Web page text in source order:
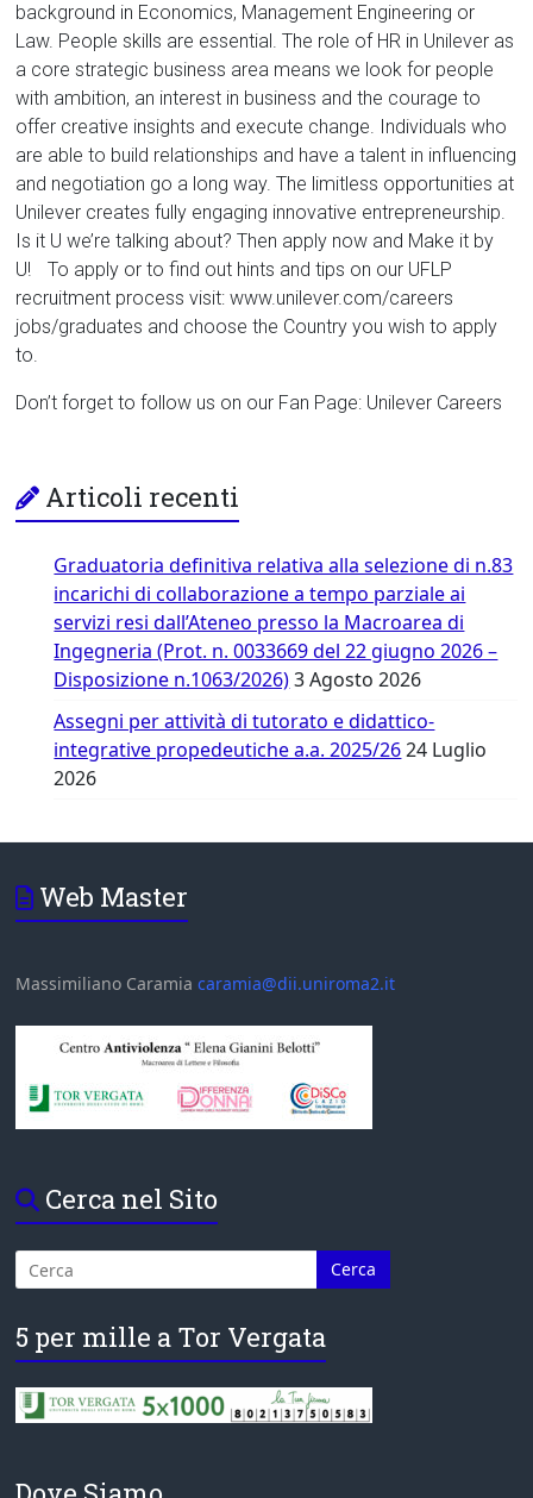
background in Economics, Management Engineering or
Law. People skills are essential. The role of HR in Unilever as
a core strategic business area means we look for people
with ambition, an interest in business and the courage to
offer creative insights and execute change. Individuals who
are able to build relationships and have a talent in influencing
and negotiation go a long way. The limitless opportunities at
Unilever creates fully engaging innovative entrepreneurship.
Is it U we’re talking about? Then apply now and Make it by
U! To apply or to find out hints and tips on our UFLP
recruitment process visit: www.unilever.com/careers
jobs/graduates and choose the Country you wish to apply
to.
Don’t forget to follow us on our Fan Page: Unilever Careers
Articoli recenti
Graduatoria definitiva relativa alla selezione di n.83
incarichi di collaborazione a tempo parziale ai
servizi resi dall’Ateneo presso la Macroarea di
Ingegneria (Prot. n. 0033669 del 22 giugno 2026 –
Disposizione n.1063/2026) 3 Agosto 2026
Assegni per attività di tutorato e didattico-
integrative propedeutiche a.a. 2025/26 24 Luglio
2026
Web Master
Massimiliano Caramiacaramia@dii.uniroma2.it
Cerca nel Sito
5 per mille a Tor Vergata